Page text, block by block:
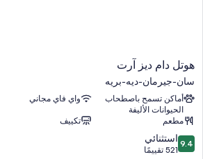
سمات الغرفة
تقدم جميع الغرف الـ 61 وسائل راحة
جانب أدق اللمسات المدروسة مثل إنترنت لاسلكي
بعض العناصر المجانية).
تتضمن وسائل الراحة الأخرى:
أخفاف القدمين للأطفال، وخدمات رعاية
هوتل
دام
ديز
آرت
سان-
جيرمان-
ديه-
بريه
هوتل دام ديز آرت
سان-جيرمان-ديه-بريه
أماكن تسمح باصطحاب
الحيوانات الأليفة
واي فاي مجاني
مطعم
تكييف
9.4
من
9.4 استثنائي
521 تقييمًا